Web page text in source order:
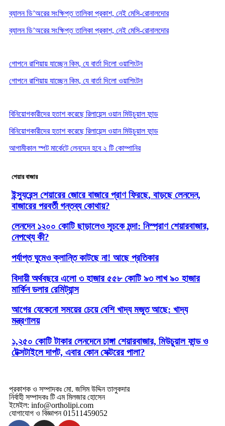
ব্যালন ডি’অরের সংক্ষিপ্ত তালিকা প্রকাশ, নেই মেসি-রোনালদোর
ব্যালন ডি’অরের সংক্ষিপ্ত তালিকা প্রকাশ, নেই মেসি-রোনালদোর
গোপনে রাশিয়ায় যাচ্ছেন কিম, যে বার্তা দিলো ওয়াশিংটন
গোপনে রাশিয়ায় যাচ্ছেন কিম, যে বার্তা দিলো ওয়াশিংটন
বিনিয়োগকারীদের হতাশ করেছে রিলায়েন্স ওয়ান মিউচুয়াল ফান্ড
বিনিয়োগকারীদের হতাশ করেছে রিলায়েন্স ওয়ান মিউচুয়াল ফান্ড
আগামীকাল স্পট মার্কেটে লেনদেন হবে ২ টি কোম্পানির
শেয়ার বাজার
ইন্স্যুরেন্স শেয়ারের জোরে বাজারে প্রাণ ফিরছে, বাড়ছে লেনদেন,
বাজারের পরবর্তী গন্তব্য কোথায়?
লেনদেন ১২০০ কোটি ছাড়ালেও সূচকে মন্দা: নিস্প্রাণ শেয়ারবাজার,
নেপথ্যে কী?
পর্যাপ্ত ঘুমেও ক্লান্তি কাটছে না! আছে প্রতিকার
বিদায়ী অর্থবছরে এলো ৩ হাজার ৫৫৮ কোটি ৯৩ লাখ ৯০ হাজার
মার্কিন ডলার রেমিট্যান্স
আগের যেকেনো সময়ের চেয়ে বেশি খাদ্য মজুত আছে: খাদ্য
মন্ত্রণালয়
১,২৫০ কোটি টাকার লেনদেনে চাঙ্গা শেয়ারবাজার, মিউচুয়াল ফান্ড ও
টেক্সটাইলে দাপট, এবার কোন সেক্টরের পালা?
প্রকাশক ও সম্পাদকঃ মো. জসিম উদ্দিন তালুকদার
নির্বাহী সম্পাদকঃ টি এম মিলজার হোসেন
ইমেইল: info@ortholipi.com
যোগাযোগ ও বিজ্ঞাপন 01511459052